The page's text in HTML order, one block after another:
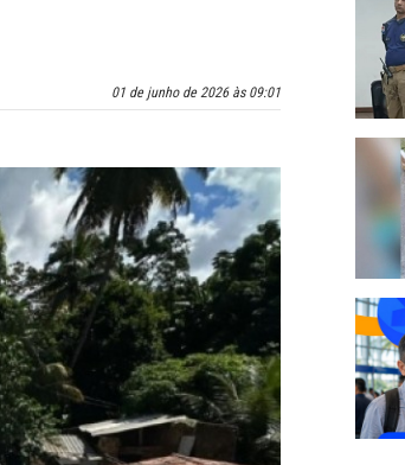
01 de junho de 2026 às 09:01